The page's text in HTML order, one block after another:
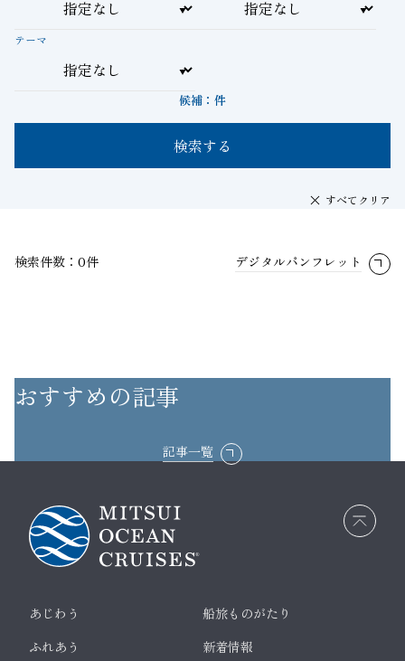
テーマ
候補： 件
検索する
すべてクリア
検索件数：0件 デジタルパンフレット
おすすめの記事
記事一覧
画面
最上
あじわう
ふれあう
船旅ものがたり
新着情報